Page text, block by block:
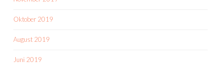
Oktober 2019
August 2019
Juni 2019